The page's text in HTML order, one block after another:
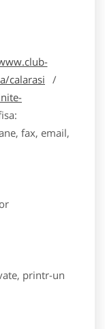
calarasi
/
fax, email,
printr-un